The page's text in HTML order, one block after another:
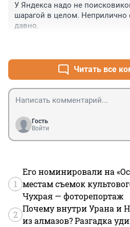
У Яндекса надо не
шарагой в целом. Неприлично
давно.
Читать все
Гость
Войти
1
Его номинировали на
местам съемок
Чухрая — фоторепортаж
2
Почему внутри Урана и
из алмазов? Разгадка